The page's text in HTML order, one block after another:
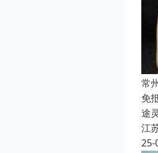
常
免
途
江
25-